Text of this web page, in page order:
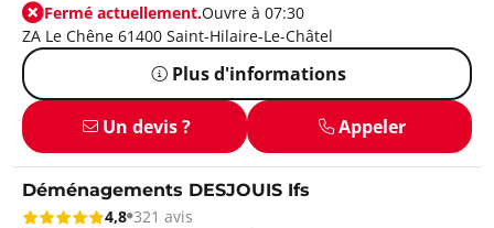
Fermé actuellement.Ouvre à 07:30
ZA Le Chêne 61400 Saint-Hilaire-Le-Châtel
Plus d'informations
Un devis ? Appeler
Déménagements DESJOUIS Ifs
4,8 321 avis